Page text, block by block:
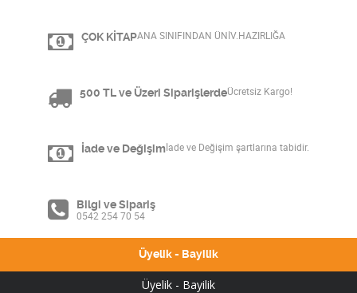
ÇOK KİTAPANA SINIFINDAN ÜNİV.HAZIRLIĞA
500 TL ve Üzeri SiparişlerdeÜcretsiz Kargo!
İade ve Değişim İade ve Değişim şartlarına tabidir.
Bilgi ve Sipariş
0542 254 70 54
Üyelik - Bayilik
Üyelik - Bayilik